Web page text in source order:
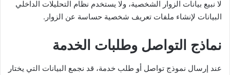
لا نبيع بيانات الزوار الشخصية، ولا يستخدم نظام التحليلات الداخلي
البيانات لإنشاء ملفات تعريف شخصية حساسة عن الزوار.
نماذج التواصل وطلبات الخدمة
عند إرسال نموذج تواصل أو طلب خدمة، قد نجمع البيانات التي يختار